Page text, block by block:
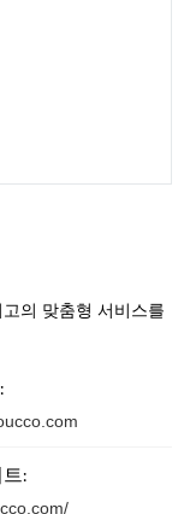
의 맞춤형 서비스를
: